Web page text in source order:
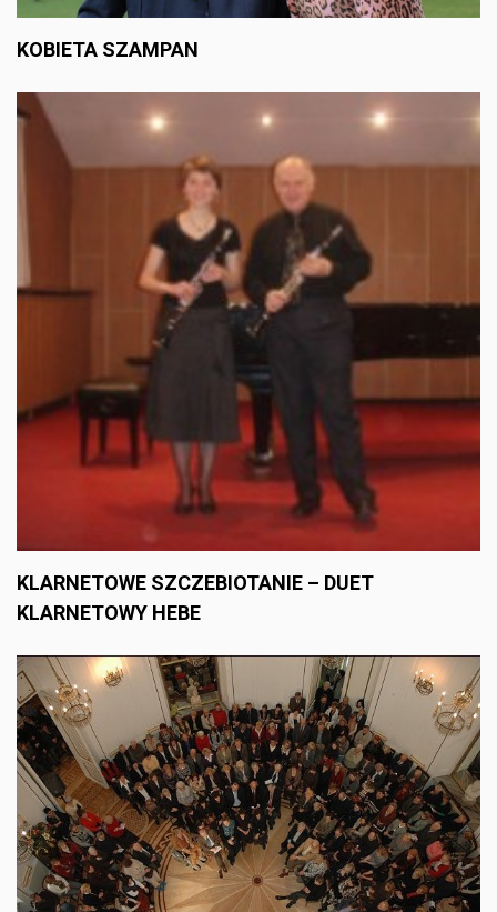
KOBIETA SZAMPAN
KLARNETOWE SZCZEBIOTANIE – DUET
KLARNETOWY HEBE